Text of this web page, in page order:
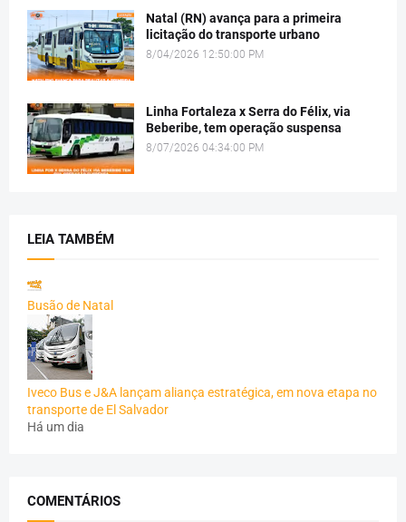
Natal (RN) avança para a primeira
licitação do transporte urbano
8/04/2026 12:50:00 PM
Linha Fortaleza x Serra do Félix, via
Beberibe, tem operação suspensa
8/07/2026 04:34:00 PM
LEIA TAMBÉM
Busão de Natal
Iveco Bus e J&A lançam aliança estratégica, em nova etapa no
transporte de El Salvador
Há um dia
COMENTÁRIOS